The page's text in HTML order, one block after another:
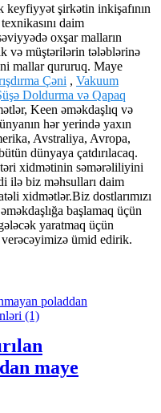
şirkətin inkişafının
daim
oxşar malların
və müştərilərin tələblərinə
mallar qururuq. Maye
Çəni , Vakuum
Doldurma və Qapaq
Keen əməkdaşlıq və
hər yerində yaxın
Avstraliya, Avropa,
dünyaya çatdırılacaq.
xidmətinin səmərəliliyini
ilə biz məhsulları daim
xidmətlər.Biz dostlarımızı
başlamaq üçün
yaratmaq üçün
ümid edirik.
maye